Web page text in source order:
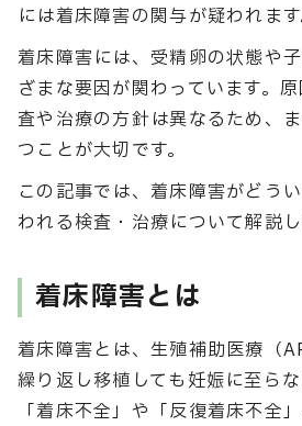
には着床障害の関与が疑われます
着床障害には、受精卵の状態や
ざまな要因が関わっています。
査や治療の方針は異なるため、
つことが大切です。
この記事では、着床障害がどう
われる検査・治療について解説し
着床障害とは
着床障害とは、生殖補助医療（
繰り返し移植しても妊娠に至らな
「着床不全」や「反復着床不全